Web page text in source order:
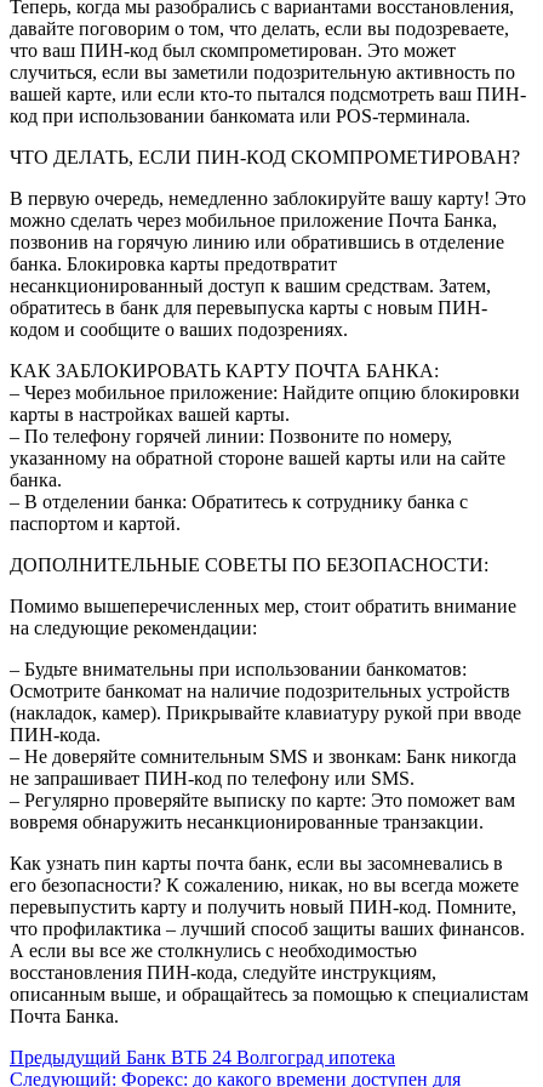
Теперь, когда мы разобрались с вариантами восстановления,
давайте поговорим о том, что делать, если вы подозреваете,
что ваш ПИН-код был скомпрометирован. Это может
случиться, если вы заметили подозрительную активность по
вашей карте, или если кто-то пытался подсмотреть ваш ПИН-
код при использовании банкомата или POS-терминала.
ЧТО ДЕЛАТЬ, ЕСЛИ ПИН-КОД СКОМПРОМЕТИРОВАН?
В первую очередь, немедленно заблокируйте вашу карту! Это
можно сделать через мобильное приложение Почта Банка,
позвонив на горячую линию или обратившись в отделение
банка. Блокировка карты предотвратит
несанкционированный доступ к вашим средствам. Затем,
обратитесь в банк для перевыпуска карты с новым ПИН-
кодом и сообщите о ваших подозрениях.
КАК ЗАБЛОКИРОВАТЬ КАРТУ ПОЧТА БАНКА:
– Через мобильное приложение: Найдите опцию блокировки
карты в настройках вашей карты.
– По телефону горячей линии: Позвоните по номеру,
указанному на обратной стороне вашей карты или на сайте
банка.
– В отделении банка: Обратитесь к сотруднику банка с
паспортом и картой.
ДОПОЛНИТЕЛЬНЫЕ СОВЕТЫ ПО БЕЗОПАСНОСТИ:
Помимо вышеперечисленных мер, стоит обратить внимание
на следующие рекомендации:
– Будьте внимательны при использовании банкоматов:
Осмотрите банкомат на наличие подозрительных устройств
(накладок, камер). Прикрывайте клавиатуру рукой при вводе
ПИН-кода.
– Не доверяйте сомнительным SMS и звонкам: Банк никогда
не запрашивает ПИН-код по телефону или SMS.
– Регулярно проверяйте выписку по карте: Это поможет вам
вовремя обнаружить несанкционированные транзакции.
Как узнать пин карты почта банк, если вы засомневались в
его безопасности? К сожалению, никак, но вы всегда можете
перевыпустить карту и получить новый ПИН-код. Помните,
что профилактика – лучший способ защиты ваших финансов.
А если вы все же столкнулись с необходимостью
восстановления ПИН-кода, следуйте инструкциям,
описанным выше, и обращайтесь за помощью к специалистам
Почта Банка.
Навигация
Предыдущий Банк ВТБ 24 Волгоград ипотека
Следующий: Форекс: до какого времени доступен для